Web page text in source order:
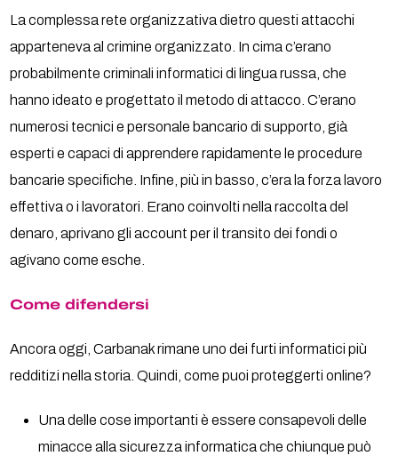
La complessa rete organizzativa dietro questi attacchi
apparteneva al crimine organizzato. In cima c’erano
probabilmente criminali informatici di lingua russa, che
hanno ideato e progettato il metodo di attacco. C’erano
numerosi tecnici e personale bancario di supporto, già
esperti e capaci di apprendere rapidamente le procedure
bancarie specifiche. Infine, più in basso, c’era la forza lavoro
effettiva o i lavoratori. Erano coinvolti nella raccolta del
denaro, aprivano gli account per il transito dei fondi o
agivano come esche.
Come difendersi
Ancora oggi, Carbanak rimane uno dei furti informatici più
redditizi nella storia. Quindi, come puoi proteggerti online?
Una delle cose importanti è essere consapevoli delle
minacce alla sicurezza informatica che chiunque può